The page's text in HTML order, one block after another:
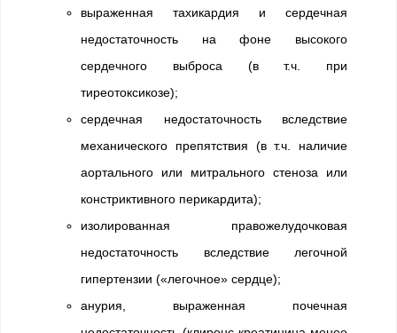
выраженная тахикардия и сердечная
недостаточность на фоне высокого
сердечного выброса (в т.ч. при
тиреотоксикозе);
сердечная недостаточность вследствие
механического препятствия (в т.ч. наличие
аортального или митрального стеноза или
констриктивного перикардита);
изолированная правожелудочковая
недостаточность вследствие легочной
гипертензии («легочное» сердце);
анурия, выраженная почечная